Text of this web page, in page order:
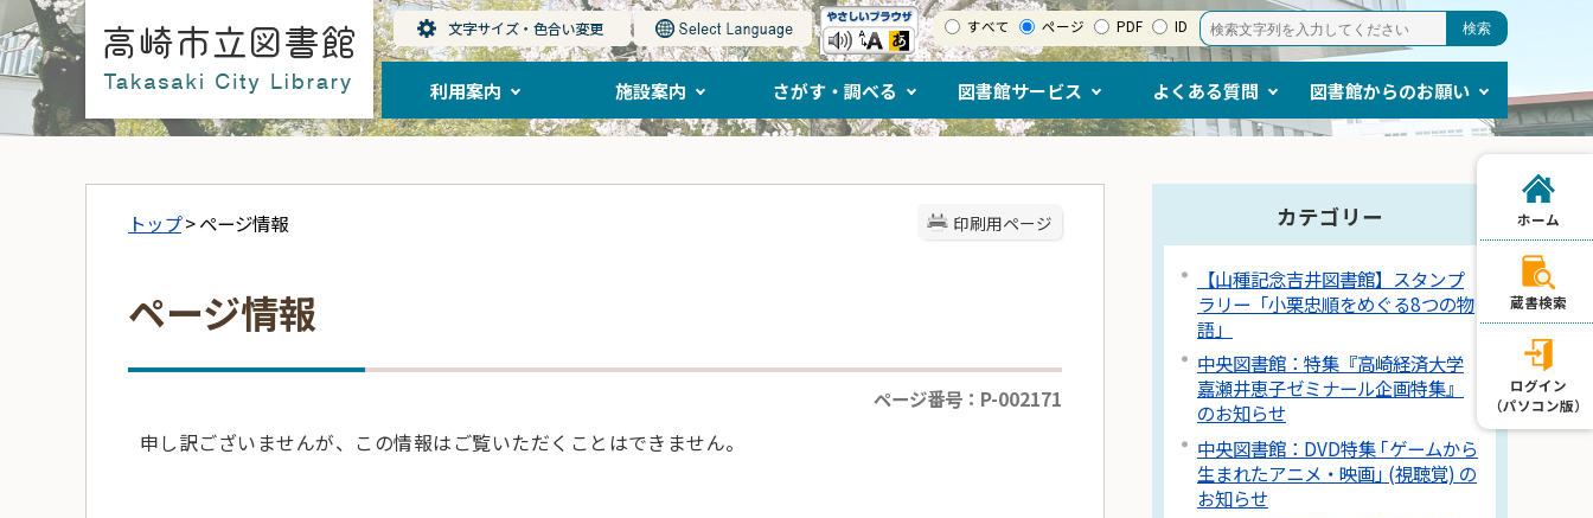
すべて ページ PDF ID
利用案内 施設案内 さがす・調べる 図書館サービス よくある質問 図書館からのお願い
印刷用ページ
トップ> ページ情報
ページ情報
ページ番号：P-002171
申し訳ございませんが、この情報はご覧いただくことはできません。
カテゴリー
【山種記念吉井図書館】スタンプ
ラリー「小栗忠順をめぐる8つの物
語」
中央図書館：特集『高崎経済大学
嘉瀬井恵子ゼミナール企画特集』
のお知らせ
中央図書館：DVD特集 ｢ゲームから
生まれたアニメ・映画｣ (視聴覚) の
お知らせ
ホーム
蔵書検索
ログイン
（パソコン版）